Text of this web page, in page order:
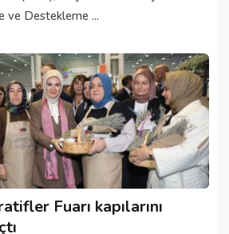
ve Destekleme ...
Fuarı kapılarını